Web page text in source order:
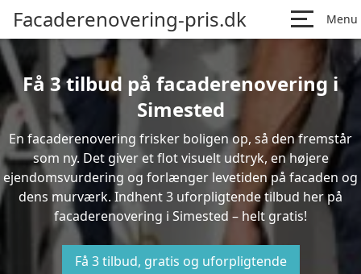
Facaderenovering-pris.dk Menu
Få 3 tilbud på facaderenovering i
Simested
En facaderenovering frisker boligen op, så den fremstår
som ny. Det giver et flot visuelt udtryk, en højere
ejendomsvurdering og forlænger levetiden på facaden og
dens murværk. Indhent 3 uforpligtende tilbud her på
facaderenovering i Simested – helt gratis!
Få 3 tilbud, gratis og uforpligtende